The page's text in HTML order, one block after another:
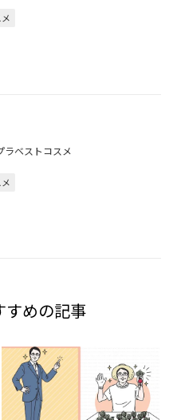
ラベストコスメ
すめの記事